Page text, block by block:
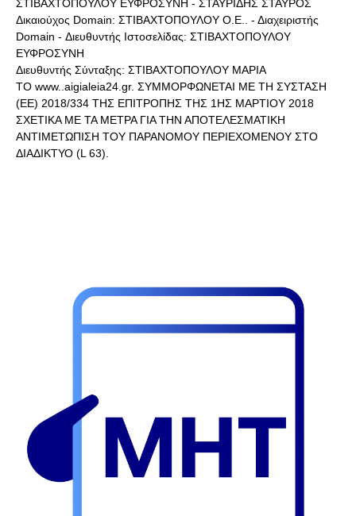
ΣΤΙΒΑΧΤΟΠΟΥΛΟΥ ΕΥΦΡΟΣΥΝΗ - ΣΤΑΥΡΙΔΗΣ ΣΤΑΥΡΟΣ
Δικαιούχος Domain: ΣΤΙΒΑΧΤΟΠΟΥΛΟΥ Ο.Ε.. - Διαχειριστής
Domain - Διευθυντής Ιστοσελίδας: ΣΤΙΒΑΧΤΟΠΟΥΛΟΥ
ΕΥΦΡΟΣΥΝΗ
Διευθυντής Σύνταξης: ΣΤΙΒΑΧΤΟΠΟΥΛΟΥ ΜΑΡΙΑ
ΤΟ www..aigialeia24.gr. ΣΥΜΜΟΡΦΩΝΕΤΑΙ ΜΕ ΤΗ ΣΥΣΤΑΣΗ
(ΕΕ) 2018/334 ΤΗΣ ΕΠΙΤΡΟΠΗΣ ΤΗΣ 1ΗΣ ΜΑΡΤΙΟΥ 2018
ΣΧΕΤΙΚΑ ΜΕ ΤΑ ΜΕΤΡΑ ΓΙΑ ΤΗΝ ΑΠΟΤΕΛΕΣΜΑΤΙΚΗ
ΑΝΤΙΜΕΤΩΠΙΣΗ ΤΟΥ ΠΑΡΑΝΟΜΟΥ ΠΕΡΙΕΧΟΜΕΝΟΥ ΣΤΟ
ΔΙΑΔΙΚΤΥΟ (L 63).